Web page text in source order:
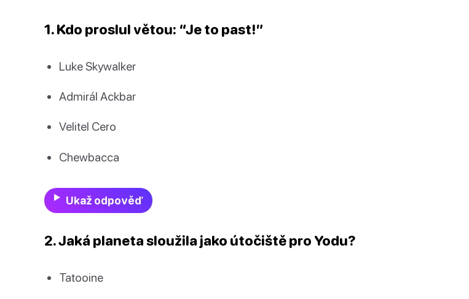
1. Kdo proslul větou: “Je to past!”
Luke Skywalker
Admirál Ackbar
Velitel Cero
Chewbacca
Ukaž odpověď
2. Jaká planeta sloužila jako útočiště pro Yodu?
Tatooine